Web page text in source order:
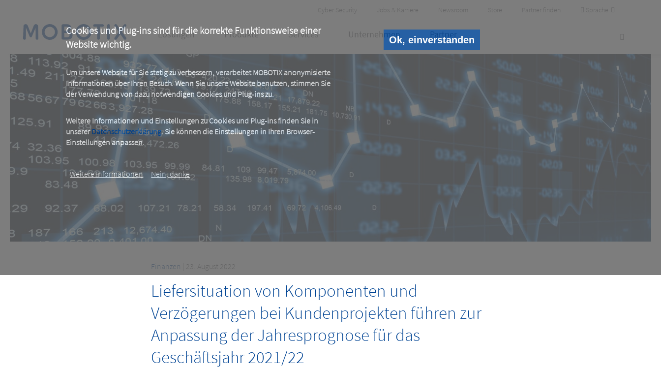
Cookies und Plug-ins sind für die korrekte Funktionsweise einer
Website wichtig.
Um unsere Website für Sie stetig zu verbessern, verarbeitet MOBOTIX anonymisierte
Informationen über Ihren Besuch. Wenn Sie unsere Website benutzen, stimmen Sie
der Verwendung von dazu notwendigen Cookies und Plug-ins zu.
Weitere Informationen und Einstellungen zu Cookies und Plug-ins finden Sie in
unsererDatenschutzerklärung. Sie können die Einstellungen in Ihren Browser-
Einstellungen anpassen.
Weitere Informationen Nein, danke
Ok, einverstanden
content
Header
Meta
Cyber Security Jobs & Karriere Newsroom Store Partner finden Sprache
Main
navigation
Lösungen Produkte Services Unternehmen Partner
Finanzen | 23. August 2022
Liefersituation von Komponenten und
Verzögerungen bei Kundenprojekten führen zur
Anpassung der Jahresprognose für das
Geschäftsjahr 2021/22